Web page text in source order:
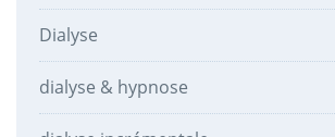
Dialyse
dialyse & hypnose